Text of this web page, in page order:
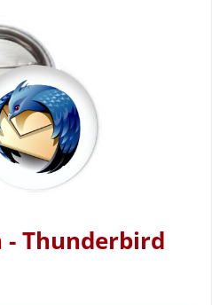
Thunderbird